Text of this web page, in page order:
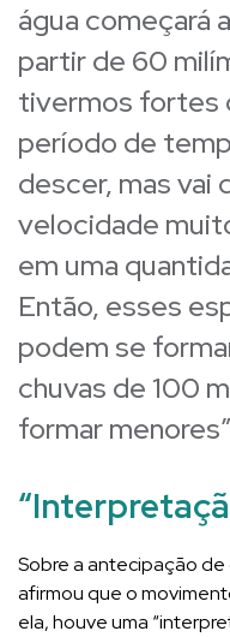
água começará
partir de 60
tivermos fortes
período de
descer, mas vai
velocidade
em uma
Então, esses
podem se
chuvas de 100
formar menores”
Sobre a antecipação
afirmou que o
ela, houve uma